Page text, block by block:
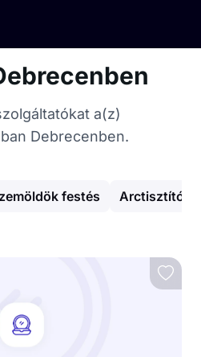
a(z)
Debrecenben.
festés Arctisztító